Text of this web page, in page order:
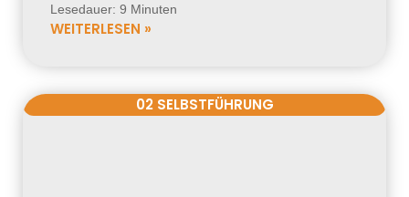
Lesedauer: 9 Minuten
WEITERLESEN »
02 SELBSTFÜHRUNG